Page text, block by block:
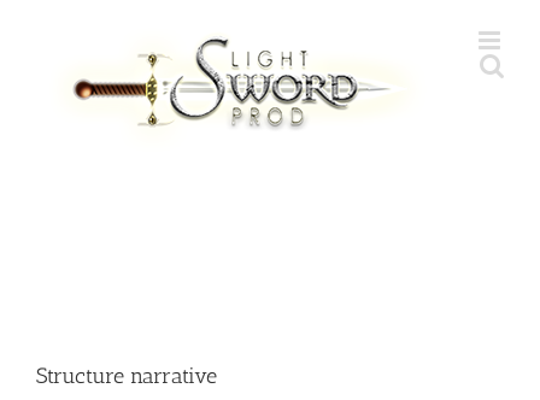
Structure narrative